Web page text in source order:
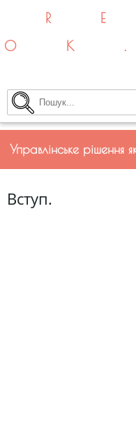
Управлінське рішення
Вступ.